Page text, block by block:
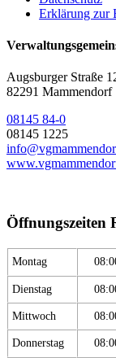
Erklärung zur
Augsburger Straße
82291 Mammendorf
08145 84-0
08145 1225
Öffnungszeiten
Montag
Dienstag
Mittwoch
Donnerstag